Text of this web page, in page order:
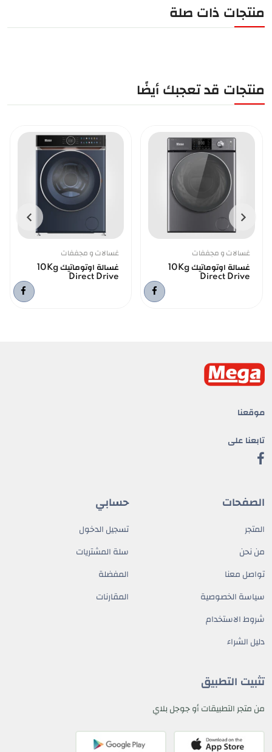
منتجات ذات صلة
منتجات قد تعجبك أيضًا
غسالات و مجففات
غسالة اوتوماتيك 10Kg
Direct Drive
غسالات و مجففات
غسالة اوتوماتيك 10Kg
Direct Drive
موقعنا
تابعنا على
الصفحات
المتجر
من نحن
تواصل معنا
سياسة الخصوصية
شروط الاستخدام
دليل الشراء
حسابي
تسجيل الدخول
سلة المشتريات
المفضلة
المقارنات
تثبيت التطبيق
من متجر التطبيقات أو جوجل بلاي